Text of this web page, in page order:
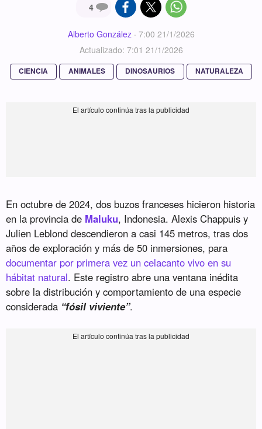
4
Alberto González· 7:00 21/1/2026
Actualizado: 7:01 21/1/2026
CIENCIA ANIMALES DINOSAURIOS NATURALEZA
En octubre de 2024, dos buzos franceses hicieron historia
en la provincia de Maluku, Indonesia. Alexis Chappuis y
Julien Leblond descendieron a casi 145 metros, tras dos
años de exploración y más de 50 inmersiones, para
documentar por primera vez un celacanto vivo en su
hábitat natural. Este registro abre una ventana inédita
sobre la distribución y comportamiento de una especie
considerada “fósil viviente”.